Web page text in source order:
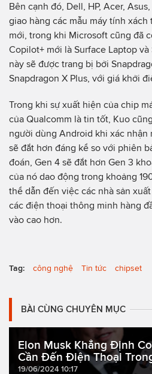
Bên cạnh đó, Dell, HP, Acer,
giao hàng các mẫu máy tính
mới, trong khi Microsoft cũng đã
Copilot+ mới là Surface Laptop
này sẽ được trang bị bởi
Snapdragon X Plus, với giá khởi
Trong khi sự xuất hiện của chip
của Qualcomm là tin tốt, Kuo
người dùng Android khi xác nhận
sẽ đắt hơn đáng kể so với phiên
đoán, Gen 4 sẽ đắt hơn Gen 3
của nó dao động trong khoảng
thể dẫn đến việc các nhà sản
các điện thoại thông minh hàng
vào cao hơn.
Tag: công nghệ Tin tức chipset
BÀI CÙNG CHUYÊN MỤC
Elon Musk Khẳng Định
Cần Đến Điện Thoại
19/06/2024 10:17